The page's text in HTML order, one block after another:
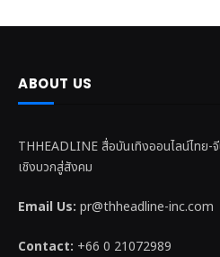
ABOUT US
THHEADLINE สื่อบันเทิงออนไลน์ไทย
เชิงบวกสู่สังคม
Email Us: pr@thheadline-inc.com
Contact: +66 0 21072989